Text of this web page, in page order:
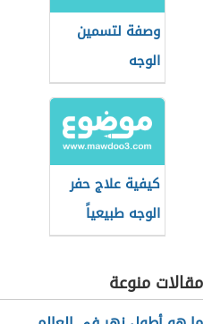
وصفة لتسمين
الوجه
كيفية علاج حفر
الوجه طبيعياً
مقالات منوعة